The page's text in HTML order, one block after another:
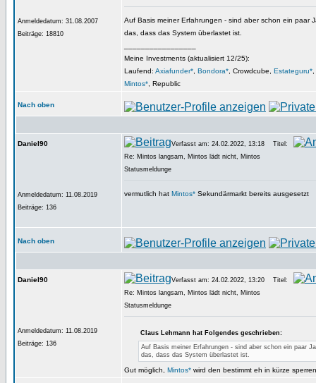
Anmeldedatum: 31.08.2007
Beiträge: 18810
Auf Basis meiner Erfahrungen - sind aber schon ein paar
das, dass das System überlastet ist.
Meine Investments (aktualisiert 12/25):
Laufend: Axiafunder* Bondora* , Crowdcube, Estateguru*
Mintos* , Republic
Nach oben
Daniel90
Anmeldedatum: 11.08.2019
Beiträge: 136
Verfasst am: 24.02.2022, 13:18
Titel:
Re: Mintos langsam, Mintos lädt nicht, Mintos
Statusmeldunge
vermutlich hat Mintos* Sekundärmarkt bereits ausgesetzt
Nach oben
Daniel90
Anmeldedatum: 11.08.2019
Beiträge: 136
Verfasst am: 24.02.2022, 13:20
Titel:
Re: Mintos langsam, Mintos lädt nicht, Mintos
Statusmeldunge
Claus Lehmann hat Folgendes geschrieben:
Auf Basis meiner Erfahrungen - sind aber schon ein paar
das, dass das System überlastet ist.
Gut möglich, Mintos* wird den bestimmt eh in kürze sperren